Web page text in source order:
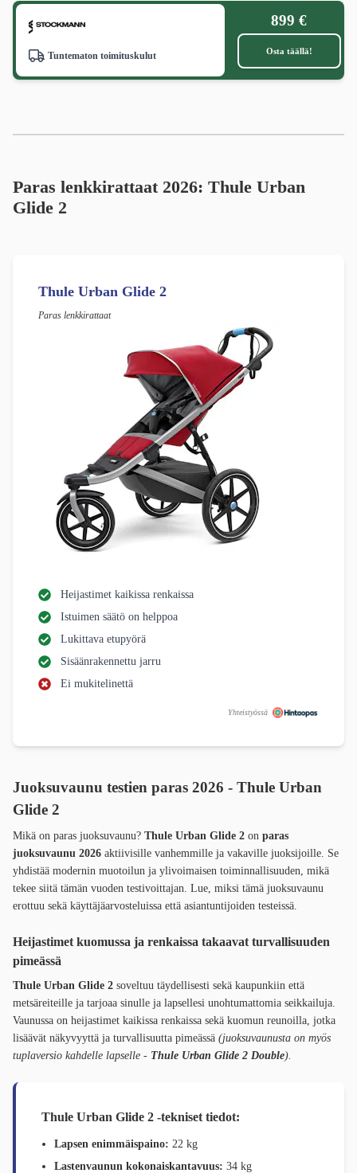
Tuntematon toimituskulut
899 €
Osta täällä!
Paras lenkkirattaat 2026: Thule Urban
Glide 2
Thule Urban Glide 2
Paras lenkkirattaat
Heijastimet kaikissa renkaissa
Istuimen säätö on helppoa
Lukittava etupyörä
Sisäänrakennettu jarru
Ei mukitelinettä
Yhteistyössä
Juoksuvaunu testien paras 2026 - Thule Urban
Glide 2
Mikä on paras juoksuvaunu? Thule Urban Glide 2 on paras
juoksuvaunu 2026 aktiivisille vanhemmille ja vakaville juoksijoille. Se
yhdistää modernin muotoilun ja ylivoimaisen toiminnallisuuden, mikä
tekee siitä tämän vuoden testivoittajan. Lue, miksi tämä juoksuvaunu
erottuu sekä käyttäjäarvosteluissa että asiantuntijoiden testeissä.
Heijastimet kuomussa ja renkaissa takaavat turvallisuuden
pimeässä
Thule Urban Glide 2 soveltuu täydellisesti sekä kaupunkiin että
metsäreiteille ja tarjoaa sinulle ja lapsellesi unohtumattomia seikkailuja.
Vaunussa on heijastimet kaikissa renkaissa sekä kuomun reunoilla, jotka
lisäävät näkyvyyttä ja turvallisuutta pimeässä (juoksuvaunusta on myös
tuplaversio kahdelle lapselle - Thule Urban Glide 2 Double).
Thule Urban Glide 2 -tekniset tiedot:
Lapsen enimmäispaino: 22 kg
Lastenvaunun kokonaiskantavuus: 34 kg